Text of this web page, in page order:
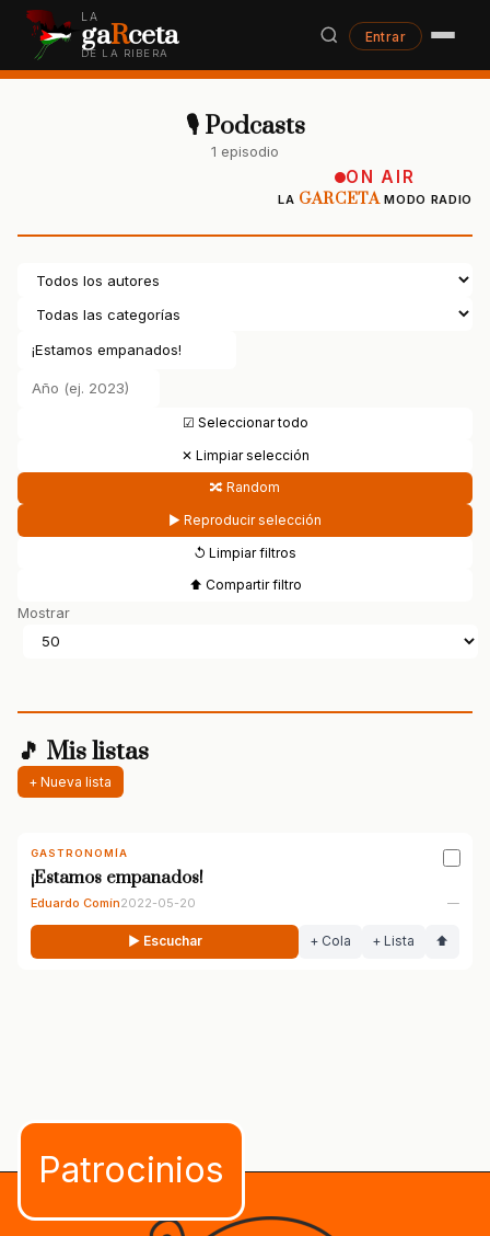
LA
gaRceta
DE LA RIBERA
Entrar
🎙 Podcasts
1 episodio
ON AIR
LA GARCETAMODO RADIO
☑ Seleccionar todo
✕ Limpiar selección
🔀 Random
▶ Reproducir selección
↺ Limpiar filtros
⬆ Compartir filtro
Mostrar
🎵 Mis listas
+ Nueva lista
GASTRONOMÍA
¡Estamos empanados!
Eduardo Comín2022-05-20 —
▶ Escuchar + Cola + Lista ⬆